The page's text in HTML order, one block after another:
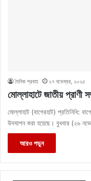
দৈনিক প্রবাহ ২৭ নভেম্বর, ২০২৫
মোল্লাহাটে জাতীয় প্রাণী
মোল্লাহাট (বাগেরহাট) প্রতিনিধি:
উদযাপন করা হয়েছে। বুধবার (২৬
আরও পড়ুন